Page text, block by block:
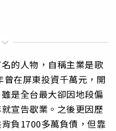
的人物，自稱主業是歌
在屏東投資千萬元，開
是全台最大卻因地段偏
宣告歇業。之後更因歷
負1700多萬負債，但靠